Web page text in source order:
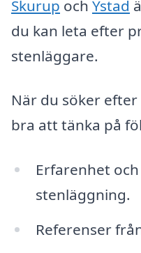
Skurup och Ystad
du kan leta efter
stenläggare.
När du söker
bra att tänka på
Erfarenhet
stenläggning.
Referenser